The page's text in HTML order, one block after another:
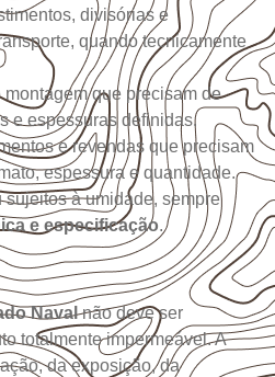
divisórias e
quando tecnicamente
que precisam de
e espessuras definidas.
e revendas que precisam
espessura e quantidade.
sujeitos à umidade, sempre
e especificação.
Navalnão deve ser
totalmente impermeável. A
da exposição, da